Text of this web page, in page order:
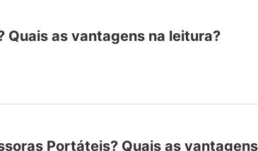
Quais as vantagens na leitura?
Portáteis? Quais as